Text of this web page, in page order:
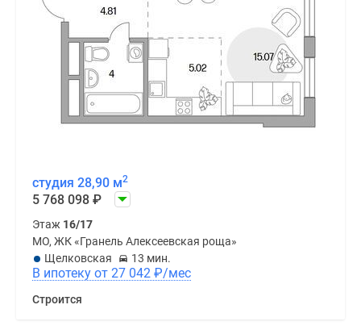
студия 28,90 м2
5 768 098 ₽
Этаж 16/17
МО, ЖК «Гранель Алексеевская роща»
Щелковская
13 мин.
В ипотеку от 27 042 ₽/мес
Строится